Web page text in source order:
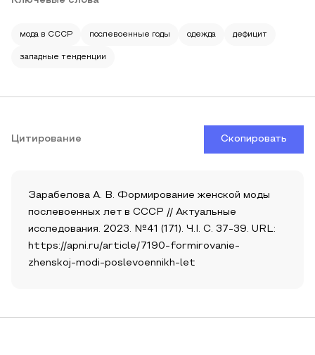
мода в СССР послевоенные годы одежда дефицит
западные тенденции
Цитирование Скопировать
Зарабелова А. В. Формирование женской моды
послевоенных лет в СССР // Актуальные
исследования. 2023. №41 (171). Ч.I. С. 37-39. URL:
https://apni.ru/article/7190-formirovanie-
zhenskoj-modi-poslevoennikh-let